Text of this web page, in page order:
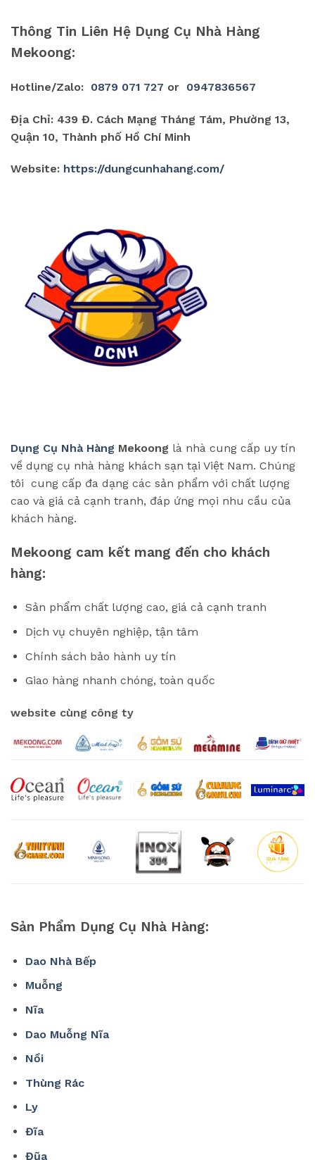
Thông Tin Liên Hệ Dụng Cụ Nhà Hàng
Mekoong:
Hotline/Zalo: 0879 071 727 or 0947836567
Địa Chỉ: 439 Đ. Cách Mạng Tháng Tám, Phường 13,
Quận 10, Thành phố Hồ Chí Minh
Website: https://dungcunhahang.com/
Dụng Cụ Nhà Hàng Mekoong là nhà cung cấp uy tín
về dụng cụ nhà hàng khách sạn tại Việt Nam. Chúng
tôi cung cấp đa dạng các sản phẩm với chất lượng
cao và giá cả cạnh tranh, đáp ứng mọi nhu cầu của
khách hàng.
Mekoong cam kết mang đến cho khách
hàng:
Sản phẩm chất lượng cao, giá cả cạnh tranh
Dịch vụ chuyên nghiệp, tận tâm
Chính sách bảo hành uy tín
Giao hàng nhanh chóng, toàn quốc
website cùng công ty
Sản Phẩm Dụng Cụ Nhà Hàng:
Dao Nhà Bếp
Muỗng
Nĩa
Dao Muỗng Nĩa
Nồi
Thùng Rác
Ly
Đĩa
Đũa